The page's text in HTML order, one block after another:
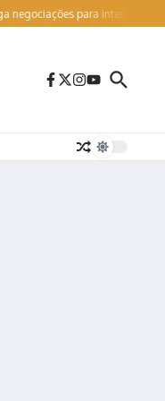
para interpretar o